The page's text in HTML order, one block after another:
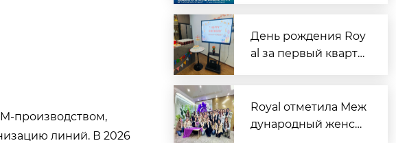
производством,
линий. В 2026
День рождения Roy
al за первый кварта
рдца каждого имен
инника
Royal отметила Меж
дународный женск